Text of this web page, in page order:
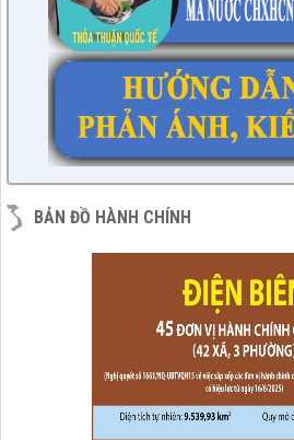
BẢN ĐỒ HÀNH CHÍNH